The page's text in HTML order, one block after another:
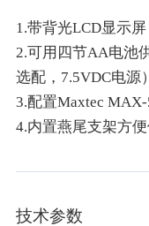
1.带背光LCD显示屏
2.可用四节AA电池
选配，7.5VDC电源
3.配置Maxtec
4.内置燕尾支架方便
技术参数